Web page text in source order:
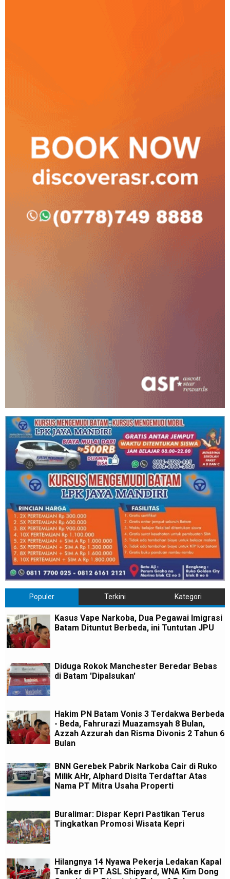
Populer Terkini Kategori
Kasus Vape Narkoba, Dua Pegawai Imigrasi
Batam Dituntut Berbeda, ini Tuntutan JPU
Diduga Rokok Manchester Beredar Bebas
di Batam 'Dipalsukan'
Hakim PN Batam Vonis 3 Terdakwa Berbeda
- Beda, Fahrurazi Muazamsyah 8 Bulan,
Azzah Azzurah dan Risma Divonis 2 Tahun 6
Bulan
BNN Gerebek Pabrik Narkoba Cair di Ruko
Milik AHr, Alphard Disita Terdaftar Atas
Nama PT Mitra Usaha Properti
Buralimar: Dispar Kepri Pastikan Terus
Tingkatkan Promosi Wisata Kepri
Hilangnya 14 Nyawa Pekerja Ledakan Kapal
Tanker di PT ASL Shipyard, WNA Kim Dong